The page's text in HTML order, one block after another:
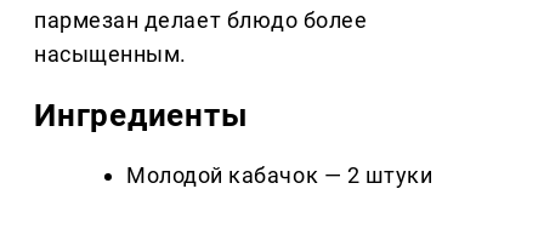
пармезан делает блюдо более
насыщенным.
Ингредиенты
Молодой кабачок — 2 штуки